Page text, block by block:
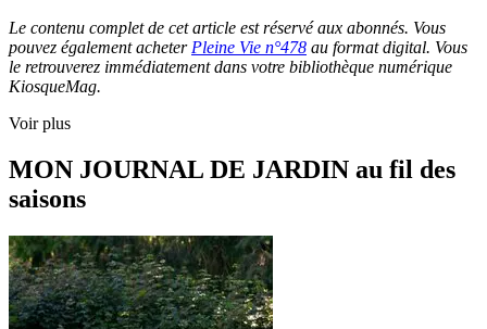
Le contenu complet de cet article est réservé aux abonnés. Vous
pouvez également acheter Pleine Vie n°478 au format digital. Vous
le retrouverez immédiatement dans votre bibliothèque numérique
KiosqueMag.
Voir plus
MON JOURNAL DE JARDIN au fil des
saisons